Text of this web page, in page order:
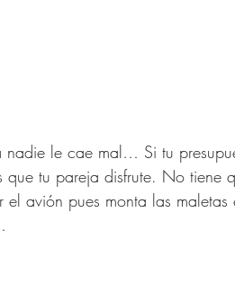
le cae mal… Si tu
tu pareja disfrute. No tiene
avión pues monta las